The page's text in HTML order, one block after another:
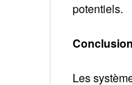
potentiels.
Conclusion
Les